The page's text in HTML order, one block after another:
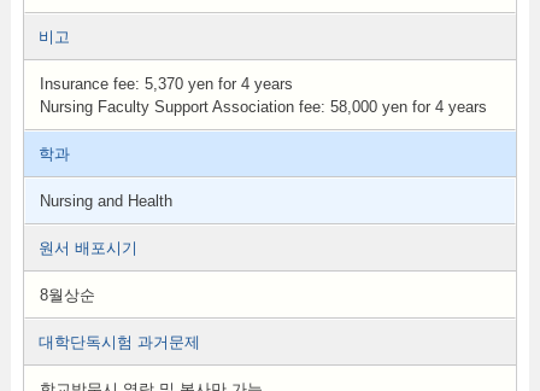
비고
Insurance fee: 5,370 yen for 4 years
Nursing Faculty Support Association fee: 58,000 yen for 4 years
학과
Nursing and Health
원서 배포시기
8월상순
대학단독시험 과거문제